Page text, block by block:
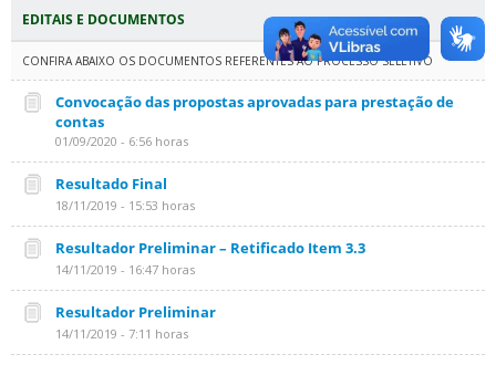
EDITAIS E DOCUMENTOS
CONFIRA ABAIXO OS DOCUMENTOS REFERENTES AO PROCESSO SELETIVO
Convocação das propostas aprovadas para prestação de
contas
01/09/2020 - 6:56 horas
Resultado Final
18/11/2019 - 15:53 horas
Resultador Preliminar – Retificado Item 3.3
14/11/2019 - 16:47 horas
Resultador Preliminar
14/11/2019 - 7:11 horas